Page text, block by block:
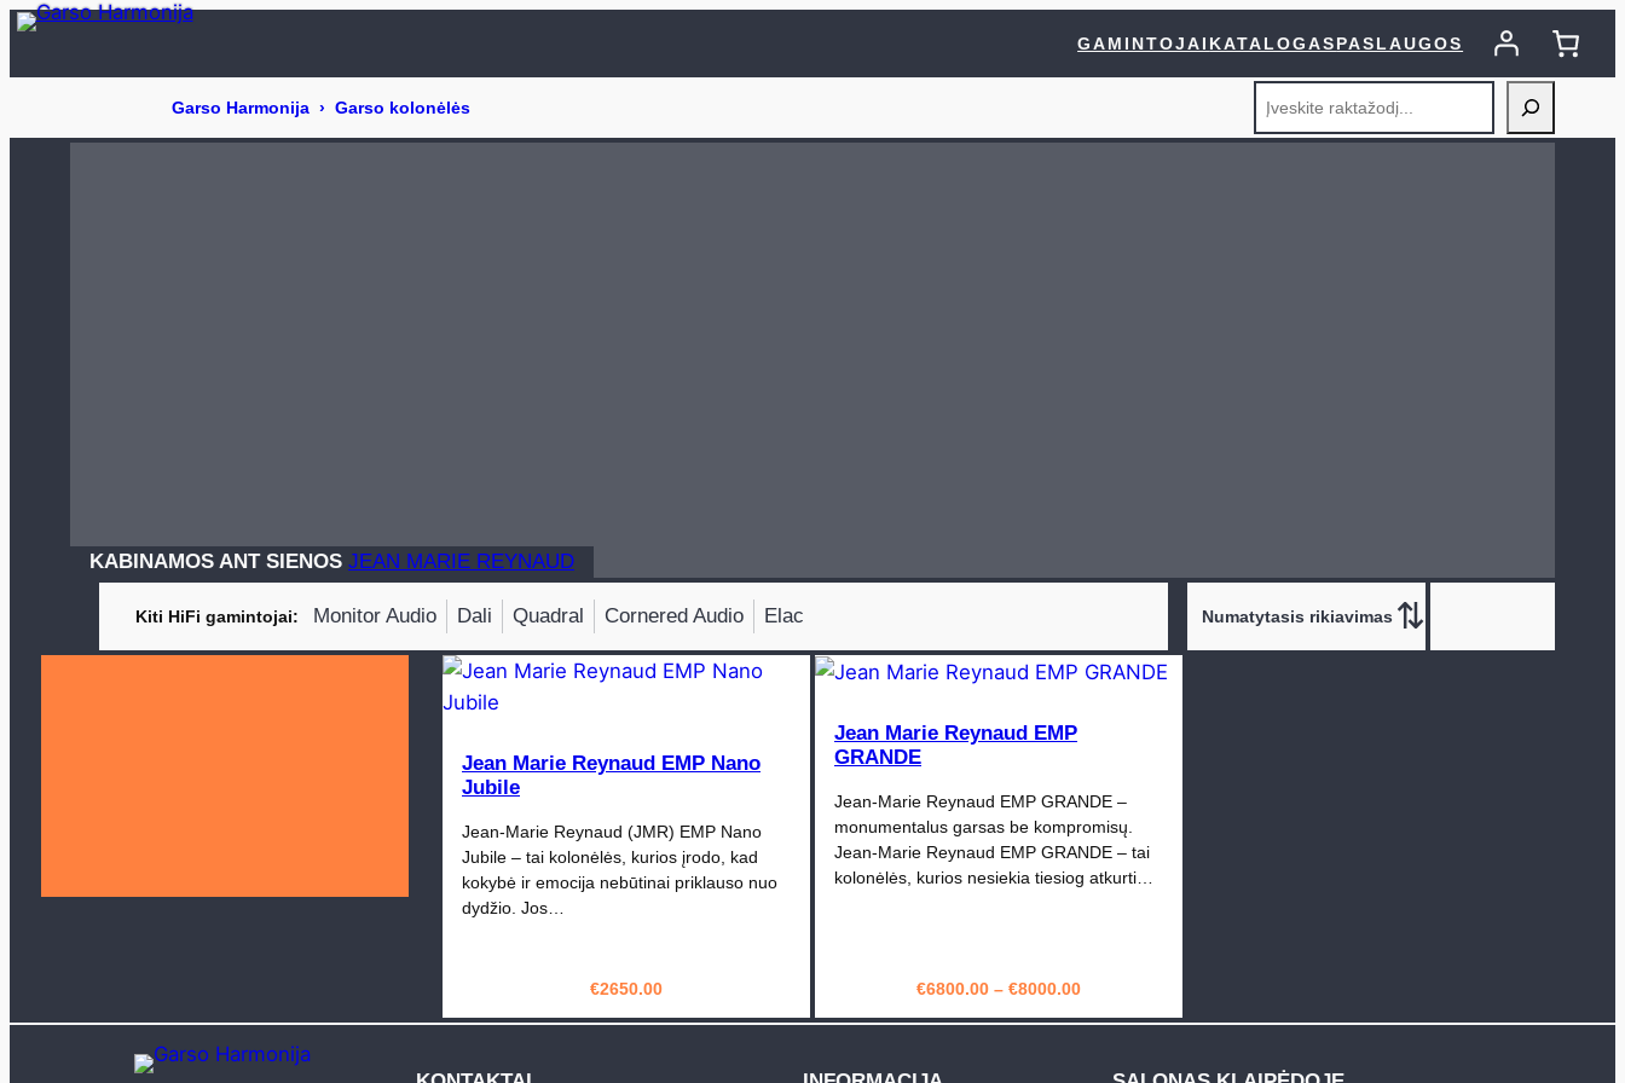
Eiti
GAMINTOJAI KATALOGASPASLAUGOS
KABINAMOS ANT SIENOS JEAN MARIE REYNAUD
Kiti HiFi gamintojai Monitor Audio Dali Quadral Cornered Audio Elac
Jean Marie Reynaud EMP Nano
Jubile
Jean-Marie Reynaud (JMR) EMP Nano
Jubile – tai kolonėlės, kurios įrodo, kad
kokybė ir emocija nebūtinai priklauso nuo
dydžio. Jos…
€2650.00
Jean Marie Reynaud EMP
GRANDE
Jean-Marie Reynaud EMP GRANDE –
monumentalus garsas be kompromisų.
Jean-Marie Reynaud EMP GRANDE – tai
kolonėlės, kurios nesiekia tiesiog atkurti…
€6800.00 – €8000.00